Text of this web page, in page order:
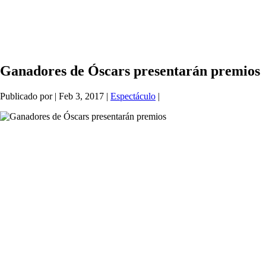
Ganadores de Óscars presentarán premios
Publicado por | Feb 3, 2017 | Espectáculo |